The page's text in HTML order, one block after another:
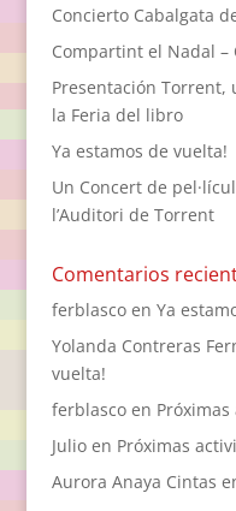
Concierto Cabalgata
Compartint el Nadal –
Presentación Torrent,
la Feria del libro
Ya estamos de vuelta!
Un Concert de
l’Auditori de Torrent
Comentarios
ferblascoen Ya
Yolanda Contreras
vuelta!
ferblascoen
Julioen Próximas
Aurora Anaya Cintas